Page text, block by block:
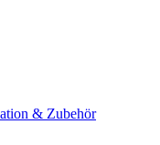
& Zubehör